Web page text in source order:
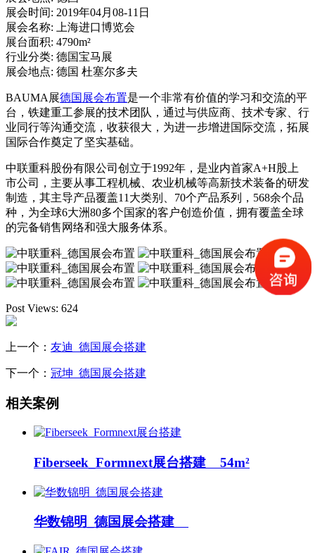
展会时间: 2019年04月08-11日
展会名称:
上海进口博览会
展台面积: 4790m²
行业分类: 德国宝马展
展会地点: 德国 杜塞尔多夫
BAUMA展德国展会布置是一个非常有价值的学习和交流的平
台，铁建重工参展的技术团队，通过与供应商、技术专家、行
业同行等沟通交流，收获很大，为进一步增进国际交流，拓展
国际合作奠定了坚实基础。
中联重科股份有限公司创立于1992年，是业内首家A+H股上
市公司，主要从事工程机械、农业机械等高新技术装备的研发
制造，其主导产品覆盖11大类别、70个产品系列，568余个品
种，为全球6大洲80多个国家的客户创造价值，拥有覆盖全球
的完备销售网络和强大服务体系。
Post Views: 624
上一个： 友迪_德国展会搭建
下一个： 冠坤_德国展会搭建
相关案例
Fiberseek_Formnext展台搭建 54m²
华数锦明_德国展会搭建